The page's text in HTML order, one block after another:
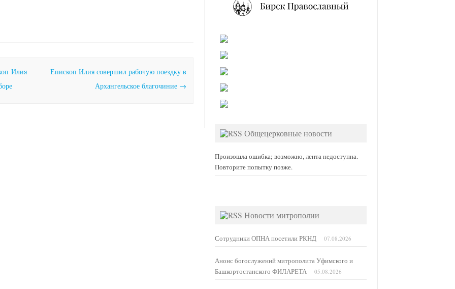
Илия
Епископ Илия совершил рабочую поездку в
Архангельское благочиние →
Общецерковные новости
Произошла ошибка; возможно, лента недоступна.
Повторите попытку позже.
Новости митрополии
Сотрудники ОПНА посетили РКНД 07.08.2026
Анонс богослужений митрополита Уфимского и
Башкортостанского ФИЛАРЕТА
05.08.2026